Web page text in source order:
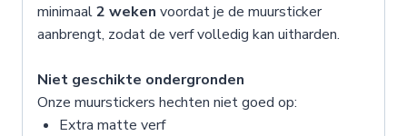
minimaal2 weken voordat je de muursticker
aanbrengt, zodat de verf volledig kan uitharden.
Niet geschikte ondergronden
Onze muurstickers hechten niet goed op:
Extra matte verf